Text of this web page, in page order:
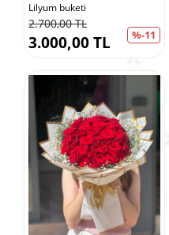
Lilyum buketi
2.700,00 TL
%-11
3.000,00 TL